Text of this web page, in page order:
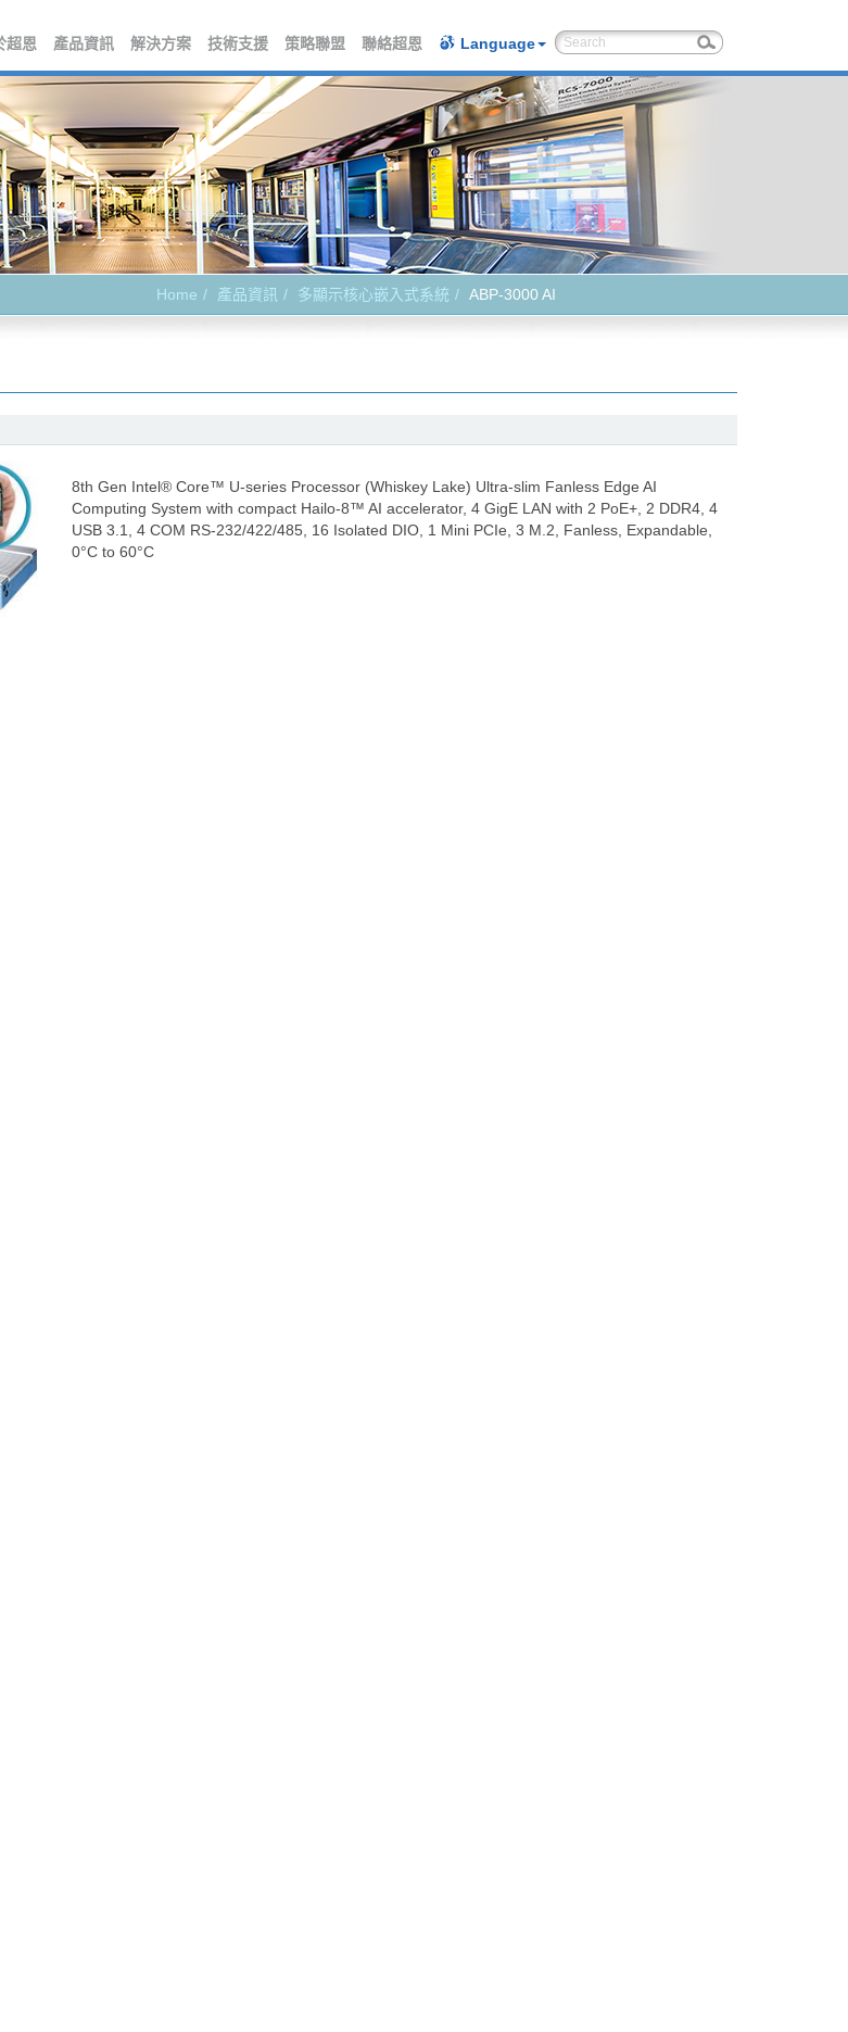
超恩 產品資訊 解決方案 技術支援 策略聯盟 聯絡超恩 Language
Home 產品資訊 多顯示核心嵌入式系統 ABP-3000 AI
8th Gen Intel® Core™ U-series Processor (Whiskey Lake) Ultra-slim Fanless Edge AI
Computing System with compact Hailo-8™ AI accelerator, 4 GigE LAN with 2 PoE+, 2 DDR4, 4
USB 3.1, 4 COM RS-232/422/485, 16 Isolated DIO, 1 Mini PCIe, 3 M.2, Fanless, Expandable,
0°C to 60°C